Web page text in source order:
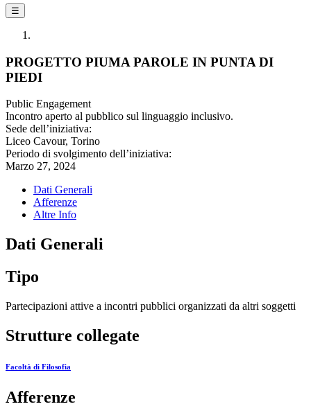
☰
PROGETTO PIUMA PAROLE IN PUNTA DI
PIEDI
Public Engagement
Incontro aperto al pubblico sul linguaggio inclusivo.
Sede dell’iniziativa:
Liceo Cavour, Torino
Periodo di svolgimento dell’iniziativa:
Marzo 27, 2024
Dati Generali
Afferenze
Altre Info
Dati Generali
Tipo
Partecipazioni attive a incontri pubblici organizzati da altri soggetti
Strutture collegate
Facoltà di Filosofia
Afferenze